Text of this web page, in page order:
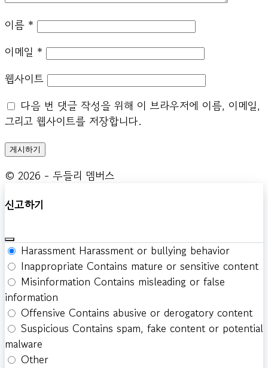
이름 *
이메일 *
웹사이트
다음 번 댓글 작성을 위해 이 브라우저에 이름, 이메일,
그리고 웹사이트를 저장합니다.
© 2026 - 두들리 멤버스
신고하기
Harassment Harassment or bullying behavior
Inappropriate Contains mature or sensitive content
Misinformation Contains misleading or false
information
Offensive Contains abusive or derogatory content
Suspicious Contains spam, fake content or potential
malware
Other